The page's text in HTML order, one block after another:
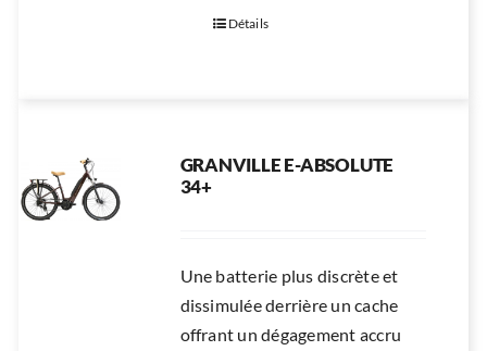
Détails
GRANVILLE E-ABSOLUTE
34+
Une batterie plus discrète et
dissimulée derrière un cache
offrant un dégagement accru